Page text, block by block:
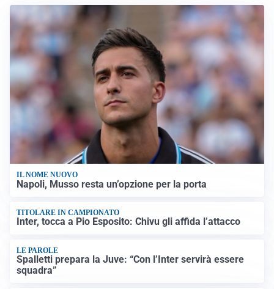
IL NOME NUOVO
Napoli, Musso resta un’opzione per la porta
TITOLARE IN CAMPIONATO
Inter, tocca a Pio Esposito: Chivu gli affida l’attacco
LE PAROLE
Spalletti prepara la Juve: “Con l’Inter servirà essere
squadra”